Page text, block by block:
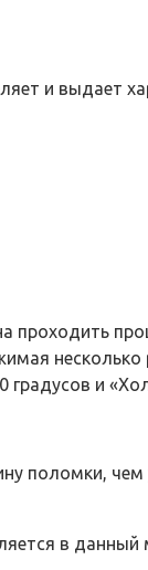
и выдает
несколько
градусов и
поломки, чем
в